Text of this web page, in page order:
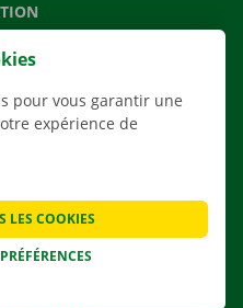
pour vous garantir une
expérience de
LES COOKIES